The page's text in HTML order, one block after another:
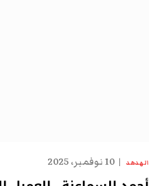
الهدهد 10 نوفمبر، 2025